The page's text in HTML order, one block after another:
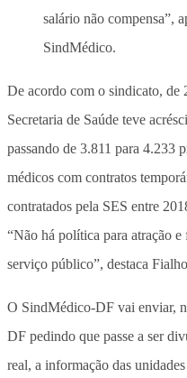
salário não compensa”,
SindMédico.
De acordo com o sindicato, de
Secretaria de Saúde teve
passando de 3.811 para 4.233
médicos com contratos
contratados pela SES entre
“Não há política para atração
serviço público”, destaca
O SindMédico-DF vai enviar,
DF pedindo que passe a ser
real, a informação das